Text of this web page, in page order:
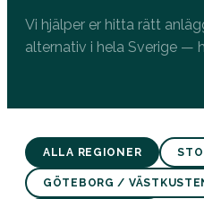
Vi hjälper er hitta rätt
alternativ i hela Sverige —
ALLA REGIONER
GÖTEBORG /